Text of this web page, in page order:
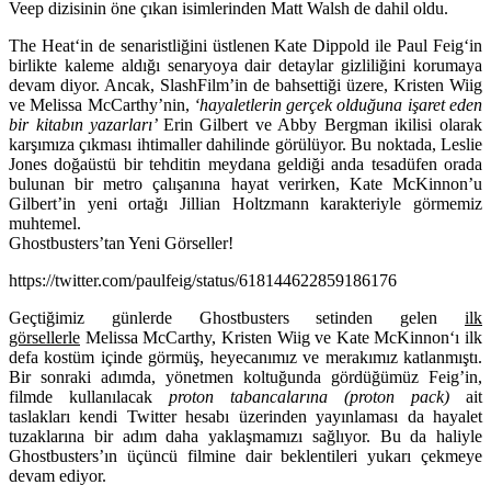
Veep dizisinin öne çıkan isimlerinden Matt Walsh de dahil oldu.
The Heat‘in de senaristliğini üstlenenKate Dippold ilePaul Feig‘in
birlikte kaleme aldığı senaryoya dair detaylar gizliliğini korumaya
devam diyor. Ancak, SlashFilm’in de bahsettiği üzere, Kristen Wiig
ve Melissa McCarthy’nin, ‘hayaletlerin gerçek olduğuna işaret eden
bir kitabın yazarları’ Erin Gilbert ve Abby Bergman ikilisi olarak
karşımıza çıkması ihtimaller dahilinde görülüyor. Bu noktada, Leslie
Jones doğaüstü bir tehditin meydana geldiği anda tesadüfen orada
bulunan bir metro çalışanına hayat verirken, Kate McKinnon’u
Gilbert’in yeni ortağı Jillian Holtzmann karakteriyle görmemiz
muhtemel.
Ghostbusters’tan Yeni Görseller!
https://twitter.com/paulfeig/status/618144622859186176
Geçtiğimiz günlerde Ghostbusters setinden gelen ilk
görsellerle Melissa McCarthy, Kristen Wiig ve Kate McKinnon‘ı ilk
defa kostüm içinde görmüş, heyecanımız ve merakımız katlanmıştı.
Bir sonraki adımda, yönetmen koltuğunda gördüğümüz Feig’in,
filmde kullanılacak proton tabancalarına (proton pack) ait
taslakları kendi Twitter hesabı üzerinden yayınlaması da hayalet
tuzaklarına bir adım daha yaklaşmamızı sağlıyor. Bu da haliyle
Ghostbusters’ın üçüncü filmine dair beklentileri yukarı çekmeye
devam ediyor.